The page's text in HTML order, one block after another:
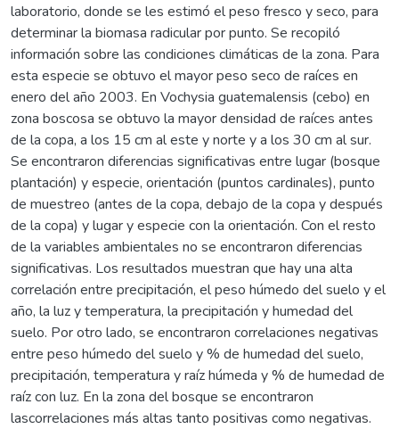
laboratorio, donde se les estimó el peso fresco y seco, para
determinar la biomasa radicular por punto. Se recopiló
información sobre las condiciones climáticas de la zona. Para
esta especie se obtuvo el mayor peso seco de raíces en
enero del año 2003. En Vochysia guatemalensis (cebo) en
zona boscosa se obtuvo la mayor densidad de raíces antes
de la copa, a los 15 cm al este y norte y a los 30 cm al sur.
Se encontraron diferencias significativas entre lugar (bosque
plantación) y especie, orientación (puntos cardinales), punto
de muestreo (antes de la copa, debajo de la copa y después
de la copa) y lugar y especie con la orientación. Con el resto
de la variables ambientales no se encontraron diferencias
significativas. Los resultados muestran que hay una alta
correlación entre precipitación, el peso húmedo del suelo y el
año, la luz y temperatura, la precipitación y humedad del
suelo. Por otro lado, se encontraron correlaciones negativas
entre peso húmedo del suelo y % de humedad del suelo,
precipitación, temperatura y raíz húmeda y % de humedad de
raíz con luz. En la zona del bosque se encontraron
lascorrelaciones más altas tanto positivas como negativas.